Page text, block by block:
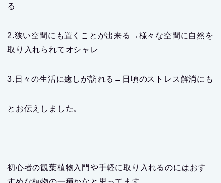
る
2.狭い空間にも置くことが出来る→様々な空間に自然を
取り入れられてオシャレ
3.日々の生活に癒しが訪れる→日頃のストレス解消にも
とお伝えしました。
初心者の観葉植物入門や手軽に取り入れるのにはおす